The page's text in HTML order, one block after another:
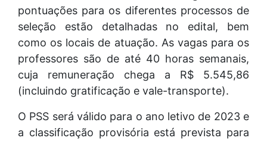
pontuações para os diferentes processos de
seleção estão detalhadas no edital, bem
como os locais de atuação. As vagas para os
professores são de até 40 horas semanais,
cuja remuneração chega a R$ 5.545,86
(incluindo gratificação e vale-transporte).
O PSS será válido para o ano letivo de 2023 e
a classificação provisória está prevista para